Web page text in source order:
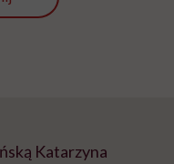
Katarzyna